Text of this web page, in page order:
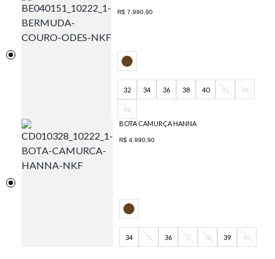
R$ 7.990,90
32 34 36 38 40 42 44
46
BOTA CAMURÇA HANNA
R$ 4.990,90
34 35 36 37 38 39 40